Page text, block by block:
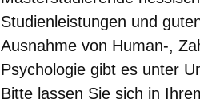
Studienleistungen und
Ausnahme von Human-,
Psychologie gibt es unter
Bitte lassen Sie sich in